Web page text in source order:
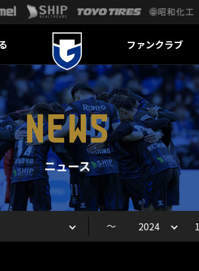
ファンクラブ
NEWS
ニュース
～